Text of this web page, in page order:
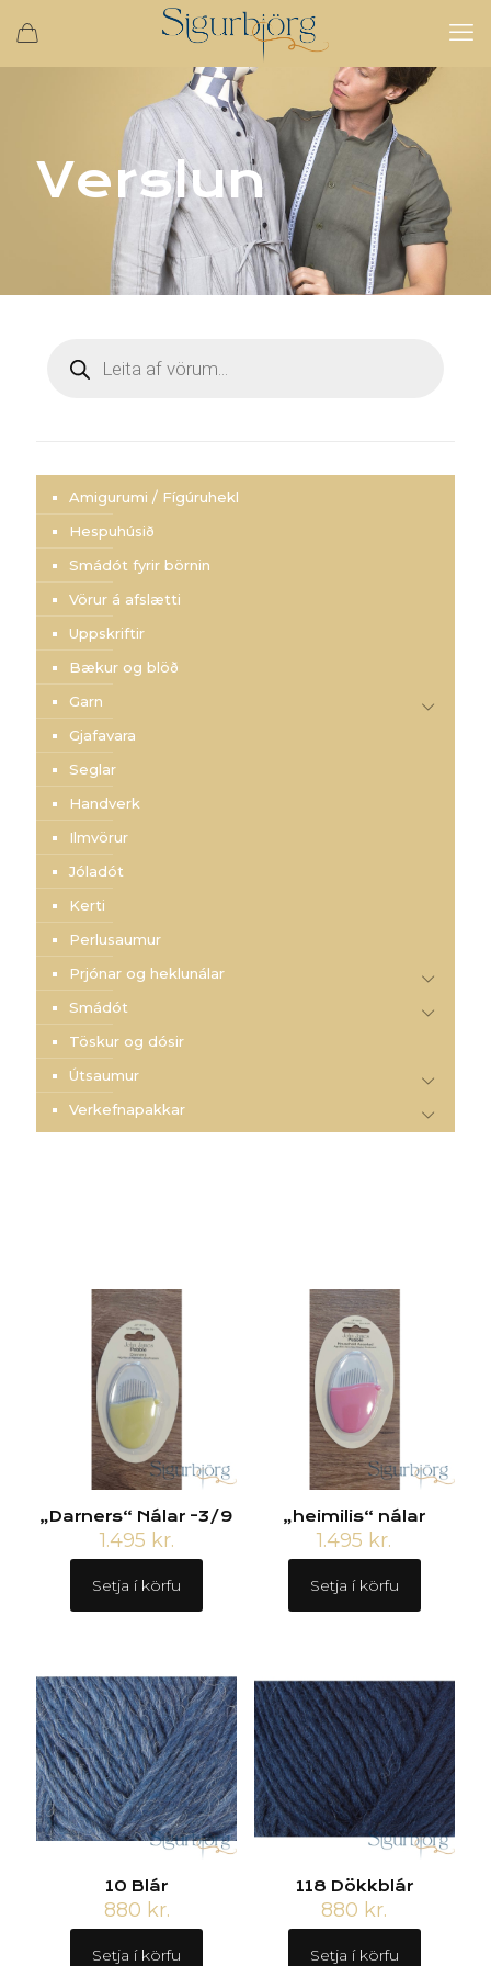
Verslun
„Darners“ Nálar -3/9
1.495 kr.
Setja í körfu
„heimilis“ nálar
1.495 kr.
Setja í körfu
10 Blár
880 kr.
Setja í körfu
118 Dökkblár
880 kr.
Setja í körfu
search
Amigurumi / Fígúruhekl
Hespuhúsið
Smádót fyrir börnin
Vörur á afslætti
Uppskriftir
Bækur og blöð
Garn
Gjafavara
Seglar
Handverk
Ilmvörur
Jóladót
Kerti
Perlusaumur
Prjónar og heklunálar
Smádót
Töskur og dósir
Útsaumur
Verkefnapakkar